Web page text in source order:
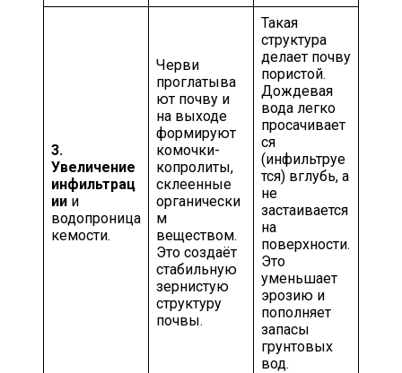
3.
Увеличение
инфильтрац
ии и
водопроница
кемости.
Черви
проглатыва
ют почву и
на выходе
формируют
комочки-
копролиты,
склеенные
органически
м
веществом.
Это создаёт
стабильную
зернистую
структуру
почвы.
Такая
структура
делает почву
пористой.
Дождевая
вода легко
просачивает
ся
(инфильтруе
тся) вглубь, а
не
застаивается
на
поверхности.
Это
уменьшает
эрозию и
пополняет
запасы
грунтовых
вод.